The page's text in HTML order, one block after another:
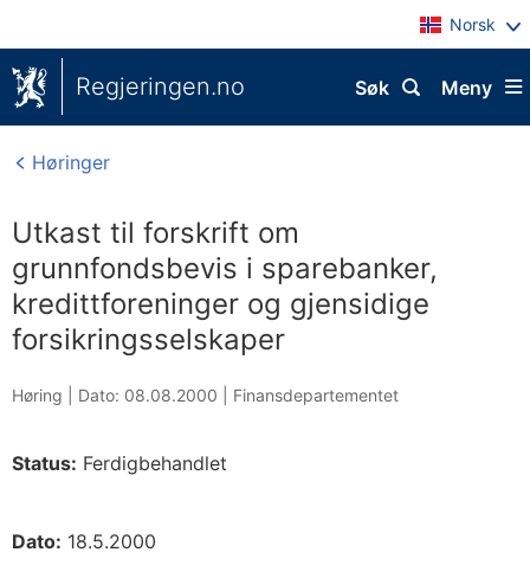
Norsk
Regjeringen.no Meny
Søk
Høringer
Utkast til forskrift om
grunnfondsbevis i sparebanker,
kredittforeninger og gjensidige
forsikringsselskaper
Høring | Dato: 08.08.2000 Finansdepartementet
Status: Ferdigbehandlet
Dato: 18.5.2000